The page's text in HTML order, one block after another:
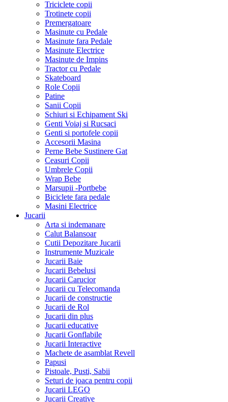
Triciclete copii
Trotinete copii
Premergatoare
Masinute cu Pedale
Masinute fara Pedale
Masinute Electrice
Masinute de Impins
Tractor cu Pedale
Skateboard
Role Copii
Patine
Sanii Copii
Schiuri si Echipament Ski
Genti Voiaj si Rucsaci
Genti si portofele copii
Accesorii Masina
Perne Bebe Sustinere Gat
Ceasuri Copii
Umbrele Copii
Wrap Bebe
Marsupii -Portbebe
Biciclete fara pedale
Masini Electrice
Jucarii
Arta si indemanare
Calut Balansoar
Cutii Depozitare Jucarii
Instrumente Muzicale
Jucarii Baie
Jucarii Bebelusi
Jucarii Carucior
Jucarii cu Telecomanda
Jucarii de constructie
Jucarii de Rol
Jucarii din plus
Jucarii educative
Jucarii Gonflabile
Jucarii Interactive
Machete de asamblat Revell
Papusi
Pistoale, Pusti, Sabii
Seturi de joaca pentru copii
Jucarii LEGO
Jucarii Creative